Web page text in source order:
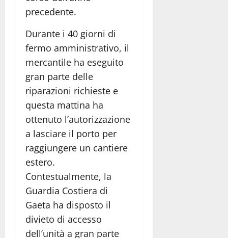
precedente.
Durante i 40 giorni di
fermo amministrativo, il
mercantile ha eseguito
gran parte delle
riparazioni richieste e
questa mattina ha
ottenuto l’autorizzazione
a lasciare il porto per
raggiungere un cantiere
estero.
Contestualmente, la
Guardia Costiera di
Gaeta ha disposto il
divieto di accesso
dell’unità a gran parte